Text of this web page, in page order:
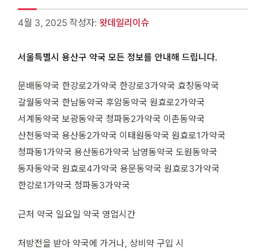
4월 3, 2025 작성자: 왓데일리이슈
서울특별시 용산구 약국 모든 정보를 안내해 드립니다.
문배동약국 한강로2가약국 한강로3가약국 효창동약국
갈월동약국 한남동약국 후암동약국 원효로2가약국
서계동약국 보광동약국 청파동2가약국 이촌동약국
산천동약국 용산동2가약국 이태원동약국 원효로1가약국
청파동1가약국 용산동6가약국 남영동약국 도원동약국
동자동약국 원효로4가약국 용문동약국 원효로3가약국
한강로1가약국 청파동3가약국
근처 약국 일요일 약국 영업시간
처방전을 받아 약국에 가거나, 상비약 구입 시